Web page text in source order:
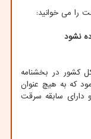
را می خوانید:
نشود
کشور در بخشنامه
که به هیچ عنوان
دارای سابقه سرقت